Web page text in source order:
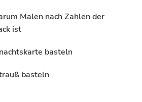
Malen nach Zahlen der
ist
basteln
basteln